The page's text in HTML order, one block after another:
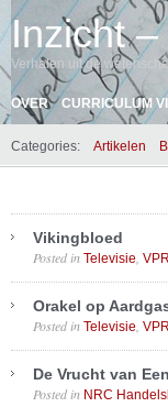
Inzicht
Verhalen uit de
OVER CURRICULUM
Categories: Artikelen
Vikingbloed
Posted in Televisie
Orakel op
Posted in Televisie
De Vrucht van
Posted in NRC